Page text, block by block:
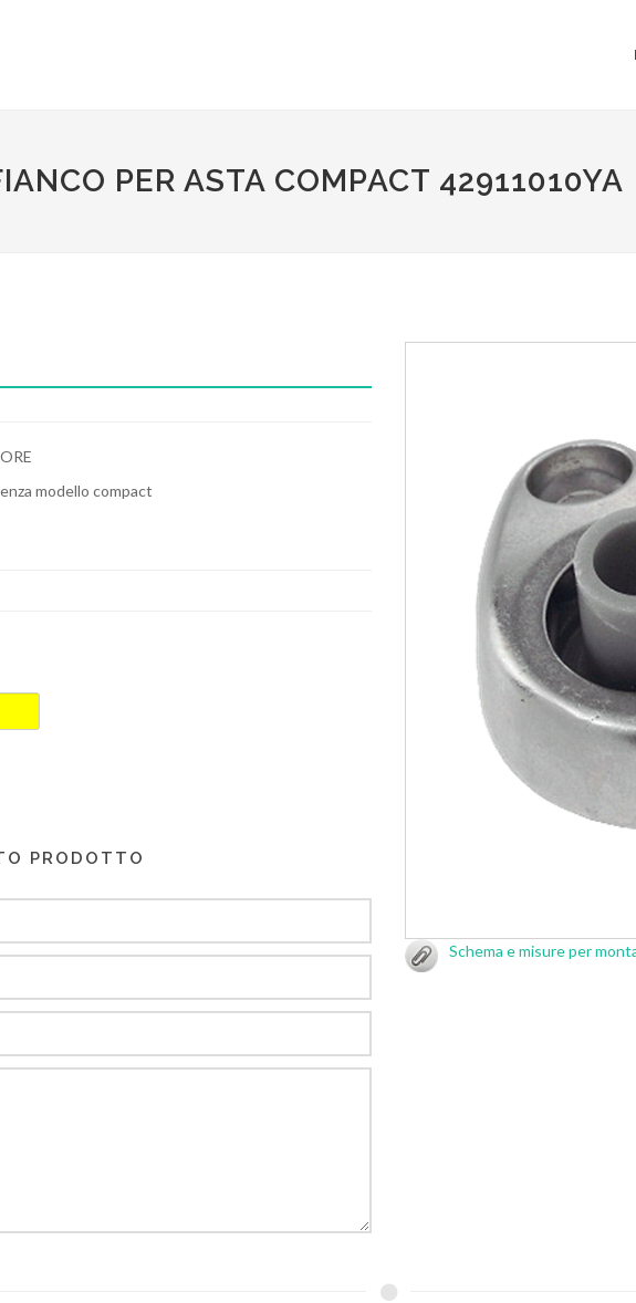
PER ASTA COMPACT 42911010YA
modello compact
PRODOTTO
Schema e misure per